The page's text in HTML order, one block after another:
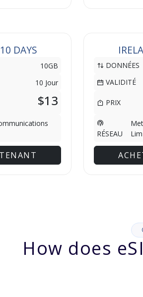
DAYS
10GB
10 Jour
$13
DONNÉES
VALIDITÉ
PRIX
RÉSEAU
Lim
How does